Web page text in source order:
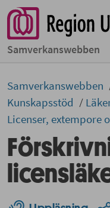
Samverkans­­webben
Samverkans­­­webben
Kunskapsstöd
Licenser, extempore